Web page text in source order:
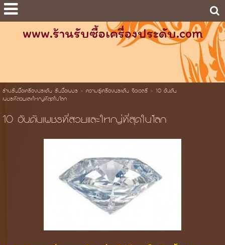
www.ร้านรับซื้อเครื่องประดับ.com
ร้านรับซื้อเครื่องประดับ รับซื้อเพชร> ความรู้เครื่องประดับ จิวเวลรี่> 10 อันดับ
เพชรที่สวยและใหญ่ที่สุดในโลก
10 อันดับเพชรที่สวยและใหญ่ที่สุดในโลก